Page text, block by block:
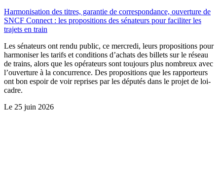
Harmonisation des titres, garantie de correspondance, ouverture de
SNCF Connect : les propositions des sénateurs pour faciliter les
trajets en train
Les sénateurs ont rendu public, ce mercredi, leurs propositions pour
harmoniser les tarifs et conditions d’achats des billets sur le réseau
de trains, alors que les opérateurs sont toujours plus nombreux avec
l’ouverture à la concurrence. Des propositions que les rapporteurs
ont bon espoir de voir reprises par les députés dans le projet de loi-
cadre.
Le 25 juin 2026